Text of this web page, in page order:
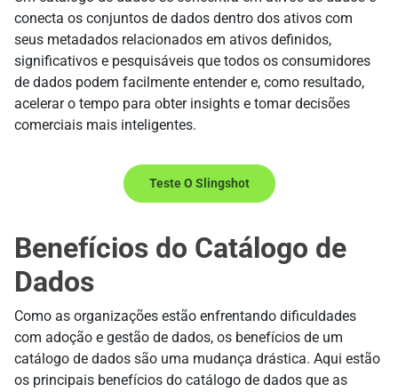
conecta os conjuntos de dados dentro dos ativos com
seus metadados relacionados em ativos definidos,
significativos e pesquisáveis que todos os consumidores
de dados podem facilmente entender e, como resultado,
acelerar o tempo para obter insights e tomar decisões
comerciais mais inteligentes.
Teste O Slingshot
Benefícios do Catálogo de
Dados
Como as organizações estão enfrentando dificuldades
com adoção e gestão de dados, os benefícios de um
catálogo de dados são uma mudança drástica. Aqui estão
os principais benefícios do catálogo de dados que as